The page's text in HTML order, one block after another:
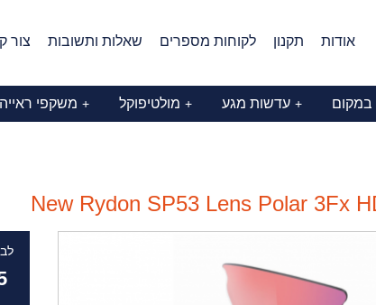
אודות תקנון לקוחות מספרים שאלות ותשובות צור
במקום עדשות מגע + מולטיפוקל + משקפי ראייה +
New Rydon SP53 Lens Polar 3Fx